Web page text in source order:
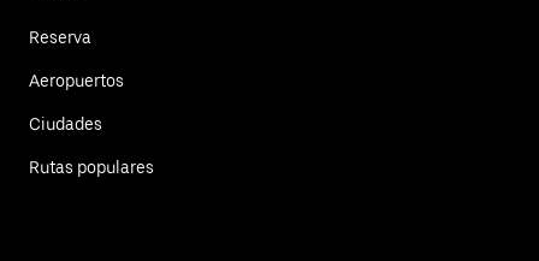
Reserva
Aeropuertos
Ciudades
Rutas populares